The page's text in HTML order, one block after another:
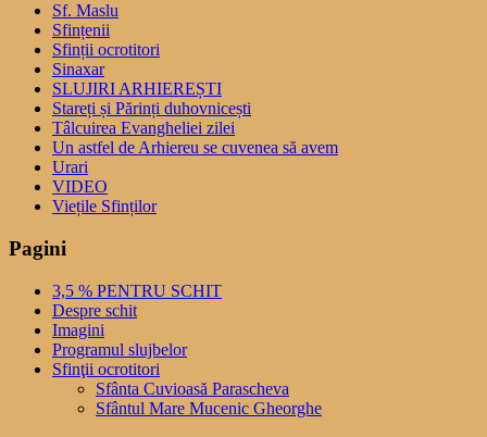
Sf. Maslu
Sfințenii
Sfinții ocrotitori
Sinaxar
SLUJIRI ARHIEREȘTI
Stareți și Părinți duhovnicești
Tâlcuirea Evangheliei zilei
Un astfel de Arhiereu se cuvenea să avem
Urari
VIDEO
Viețile Sfinților
Pagini
3,5 % PENTRU SCHIT
Despre schit
Imagini
Programul slujbelor
Sfinţii ocrotitori
Sfânta Cuvioasă Parascheva
Sfântul Mare Mucenic Gheorghe